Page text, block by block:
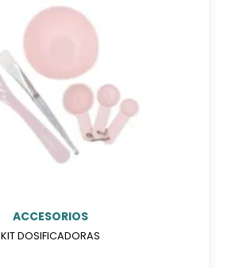
ACCESORIOS
KIT DOSIFICADORAS